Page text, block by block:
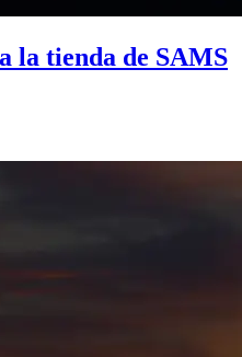
la tienda de SAMS